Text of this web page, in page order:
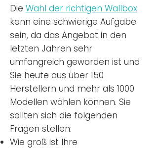
Die Wahl der richtigen Wallbox
kann eine schwierige Aufgabe
sein, da das Angebot in den
letzten Jahren sehr
umfangreich geworden ist und
Sie heute aus über 150
Herstellern und mehr als 1000
Modellen wählen können. Sie
sollten sich die folgenden
Fragen stellen:
Wie groß ist Ihre